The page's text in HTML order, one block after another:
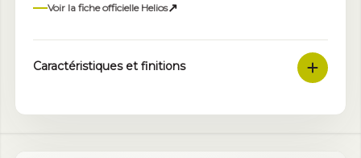
Voir la fiche officielle Helios↗
Caractéristiques et finitions